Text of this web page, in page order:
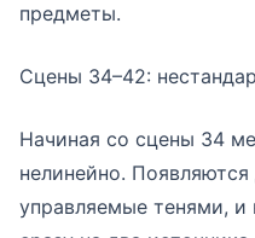
предметы.
Сцены 34–42:
Начиная со сцены 34
нелинейно.
управляемые тенями, и